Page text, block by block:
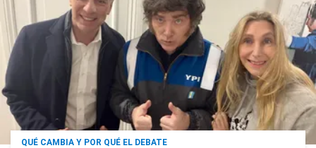
QUÉ CAMBIA Y POR QUÉ EL DEBATE